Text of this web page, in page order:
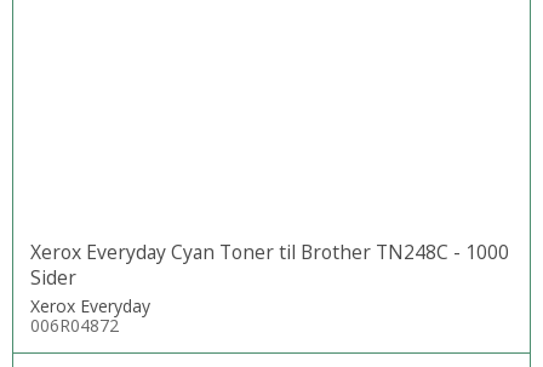
Xerox Everyday Cyan Toner til Brother TN248C - 1000
Sider
Xerox Everyday
006R04872